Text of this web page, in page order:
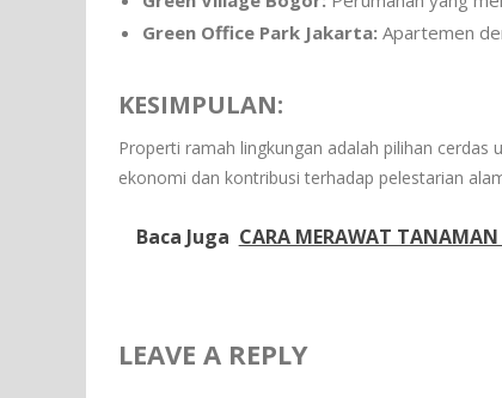
Green Office Park Jakarta: Apartemen
KESIMPULAN:
Properti ramah lingkungan adalah pilihan
ekonomi dan kontribusi terhadap pelestarian
Baca Juga CARA MERAWAT
LEAVE A REPLY